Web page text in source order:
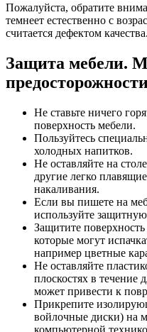
Пожалуйста, обратите
темнеет естественно с
считается дефектом качества.
Защита мебели.
Не ставьте ничего
поверхность мебели.
Пользуйтесь
холодных напитков.
Не оставляйте на
другие легко
накаливания.
Если вы пишете на
используйте
Защитите
которые могут
например цветные
Не оставляйте
плоскостях в течение
может привести к
Прикрепите
войлочные диски) на
компьютерной